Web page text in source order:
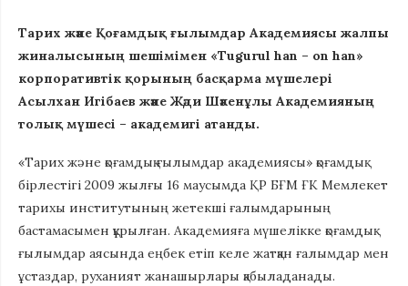
Тарих және Қоғамдық ғылымдар Академиясы жалпы
жиналысының шешімімен «Tugurul han – on han»
корпоративтік қорының басқарма мүшелері
Асылхан Игібаев және Жәди Шәкенұлы Академияның
толық мүшесі – академигі атанды.
«Тарих және қоғамдық ғылымдар академиясы» қоғамдық
бірлестігі 2009 жылғы 16 маусымда ҚР БҒМ ҒК Мемлекет
тарихы институтының жетекші ғалымдарының
бастамасымен құрылған. Академияға мүшелікке қоғамдық
ғылымдар аясында еңбек етіп келе жатқан ғалымдар мен
ұстаздар, руханият жанашырлары қабыладанады.